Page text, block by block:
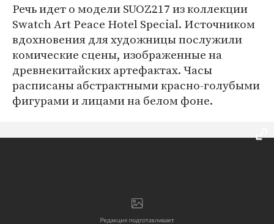
Речь идет о модели SUOZ217 из коллекции
Swatch Art Peace Hotel Special. Источником
вдохновения для художницы послужили
комические сцены, изображенные на
древнекитайских артефактах. Часы
расписаны абстрактными красно-голубыми
фигурами и лицами на белом фоне.